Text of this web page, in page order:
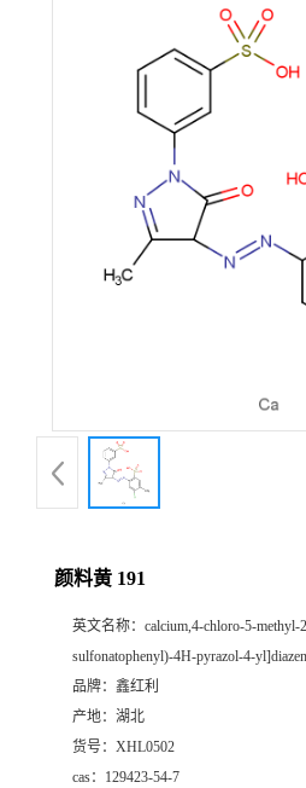
颜料黄 191
英文名称： calcium,4-chloro-5-
sulfonatophenyl)-4H-pyrazol-4-
品牌： 鑫红利
产地： 湖北
货号： XHL0502
cas： 129423-54-7